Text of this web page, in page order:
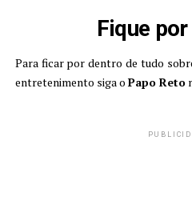
Fique
Para ficar por dentro de tudo
entretenimento siga o Papo Reto